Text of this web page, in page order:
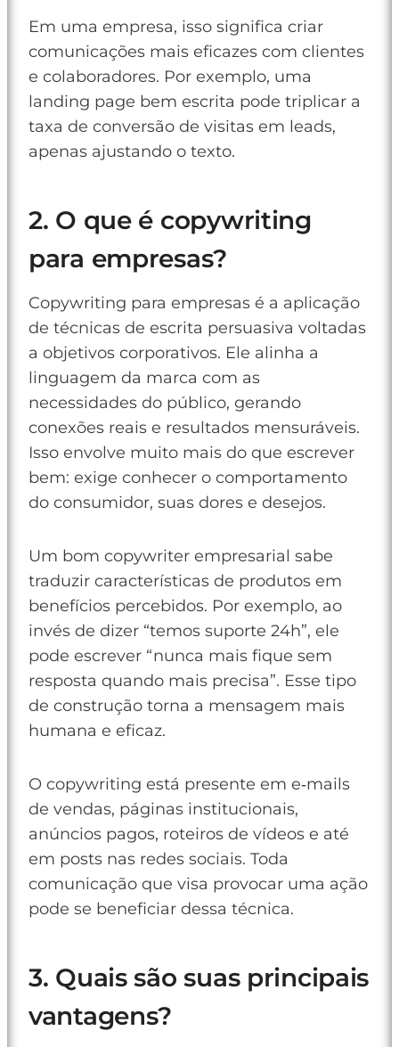
Em uma empresa, isso significa criar
comunicações mais eficazes com clientes
e colaboradores. Por exemplo, uma
landing page bem escrita pode triplicar a
taxa de conversão de visitas em leads,
apenas ajustando o texto.
2. O que é copywriting
para empresas?
Copywriting para empresas é a aplicação
de técnicas de escrita persuasiva voltadas
a objetivos corporativos. Ele alinha a
linguagem da marca com as
necessidades do público, gerando
conexões reais e resultados mensuráveis.
Isso envolve muito mais do que escrever
bem: exige conhecer o comportamento
do consumidor, suas dores e desejos.
Um bom copywriter empresarial sabe
traduzir características de produtos em
benefícios percebidos. Por exemplo, ao
invés de dizer “temos suporte 24h”, ele
pode escrever “nunca mais fique sem
resposta quando mais precisa”. Esse tipo
de construção torna a mensagem mais
humana e eficaz.
O copywriting está presente em e‑mails
de vendas, páginas institucionais,
anúncios pagos, roteiros de vídeos e até
em posts nas redes sociais. Toda
comunicação que visa provocar uma ação
pode se beneficiar dessa técnica.
3. Quais são suas principais
vantagens?